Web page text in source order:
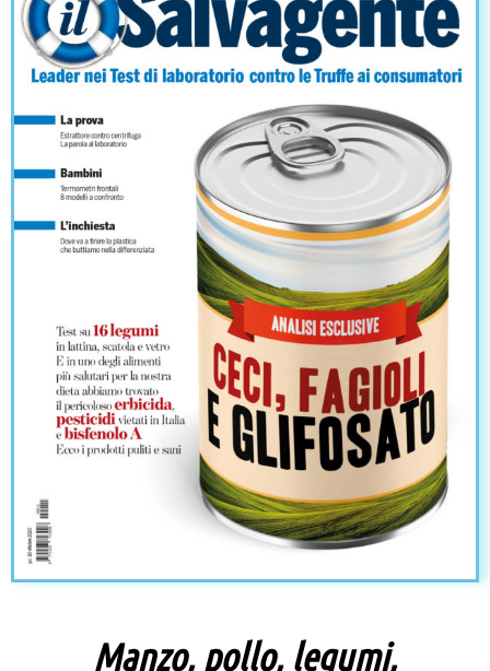
Manzo, pollo, legumi,